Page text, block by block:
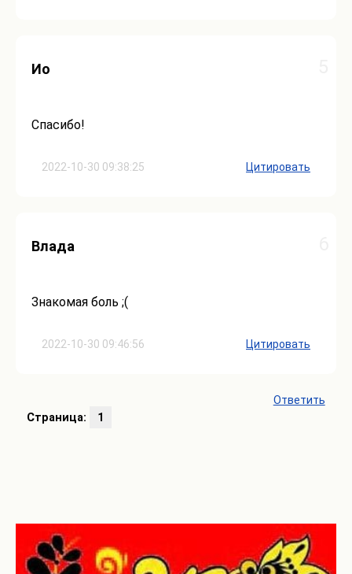
2022-10-30 09:38:25
Ио
Спасибо!
Цитировать
2022-10-30 09:46:56
Влада
Знакомая боль ;(
Цитировать
Ответить
Страница:
1